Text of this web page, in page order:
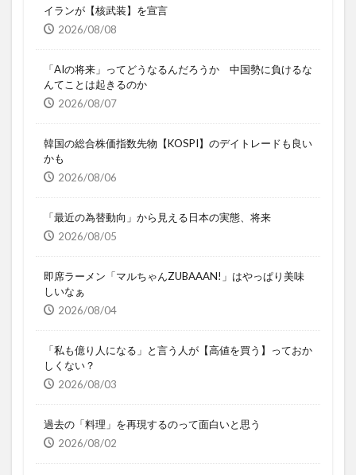
イランが【核武装】を宣言
2026/08/08
「AIの将来」ってどうなるんだろうか 中国勢に負けるな
んてことは起きるのか
2026/08/07
韓国の総合株価指数先物【KOSPI】のデイトレードも良い
かも
2026/08/06
「最近の為替動向」から見える日本の実態、将来
2026/08/05
即席ラーメン「マルちゃんZUBAAAN!」はやっぱり美味
しいなぁ
2026/08/04
「私も億り人になる」と言う人が【高値を買う】っておか
しくない？
2026/08/03
過去の「料理」を再現するのって面白いと思う
2026/08/02